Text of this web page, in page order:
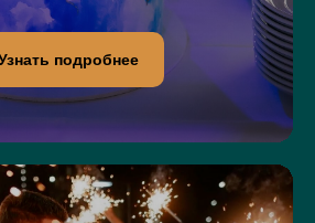
Узнать подробнее
Свадьбу